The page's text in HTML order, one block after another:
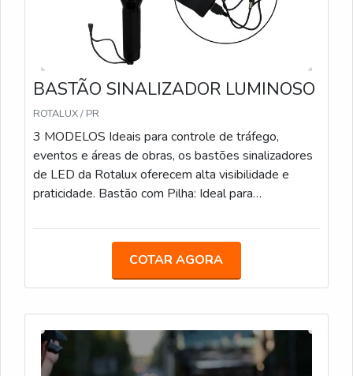
BASTÃO SINALIZADOR LUMINOSO
ROTALUX / PR
3 MODELOS Ideais para controle de tráfego,
eventos e áreas de obras, os bastões sinalizadores
de LED da Rotalux oferecem alta visibilidade e
praticidade. Bastão com Pilha: Ideal para
alimentação por pilha. Bastão Recarregável: Com
sustentável para áreas de obras e controle de
tráfego. Bastão com Lanterna: Com LED integrado e
baixa visibilidade.
COTAR AGORA